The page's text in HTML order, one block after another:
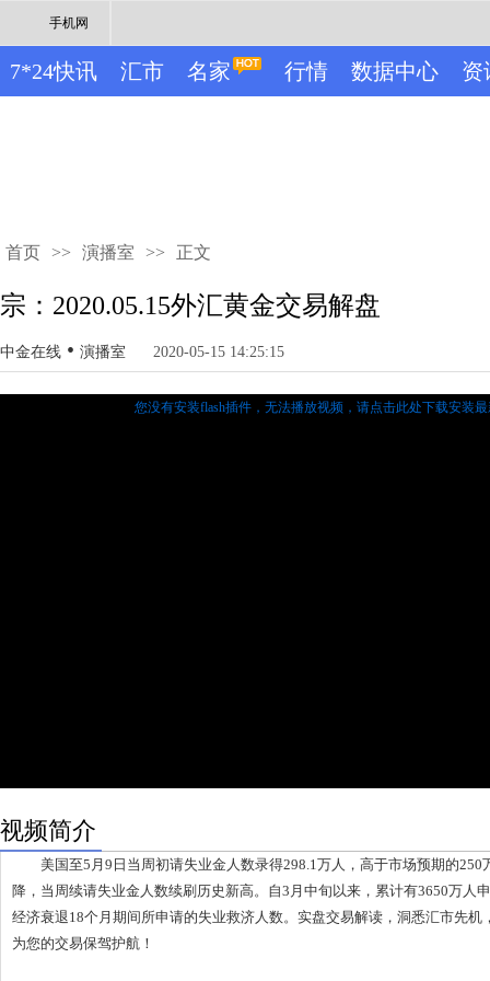
手机网
7*24快讯 汇市 名家 行情 数据中心 资
首页 >> 演播室 >> 正文
宗：2020.05.15外汇黄金交易解盘
中金在线 • 演播室 2020-05-15 14:25:15
您没有安装flash插件，无法播放视频， 请点击此处下载安装
视频简介
美国至5月9日当周初请失业金人数录得298.1万人，高于市场预期的250
降，当周续请失业金人数续刷历史新高。自3月中旬以来，累计有3650万人
经济衰退18个月期间所申请的失业救济人数。实盘交易解读，洞悉汇市先机
为您的交易保驾护航！